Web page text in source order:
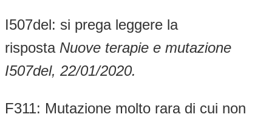
I507del: si prega leggere la
risposta Nuove terapie e mutazione
I507del, 22/01/2020.
F311: Mutazione molto rara di cui non